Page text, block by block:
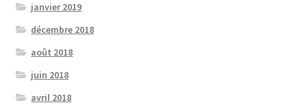
janvier 2019
décembre 2018
août 2018
juin 2018
avril 2018